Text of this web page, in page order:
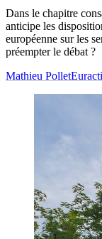
Dans le chapitre
anticipe les
européenne sur les
préempter le débat ?
Mathieu Pollet